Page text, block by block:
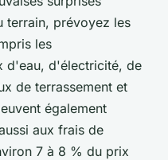
terrain, prévoyez les
les
d'eau, d'électricité, de
de terrassement et
également
aux frais de
7 à 8 % du prix